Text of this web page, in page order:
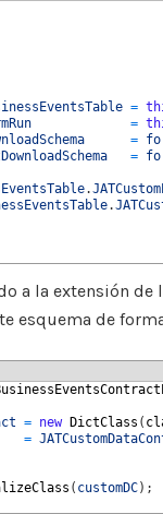
=
=
=
=
.
.
a la extensión de
esquema de
= new DictClass (
=
( customDC) ;